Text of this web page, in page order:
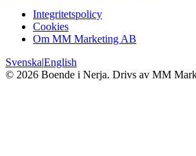
Integritetspolicy
Cookies
Om MM Marketing AB
Svenska|English
© 2026 Boende i Nerja. Drivs av MM